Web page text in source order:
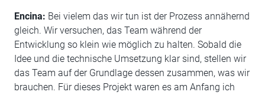
Encina: Bei vielem das wir tun ist der Prozess annähernd
gleich. Wir versuchen, das Team während der
Entwicklung so klein wie möglich zu halten. Sobald die
Idee und die technische Umsetzung klar sind, stellen wir
das Team auf der Grundlage dessen zusammen, was wir
brauchen. Für dieses Projekt waren es am Anfang ich